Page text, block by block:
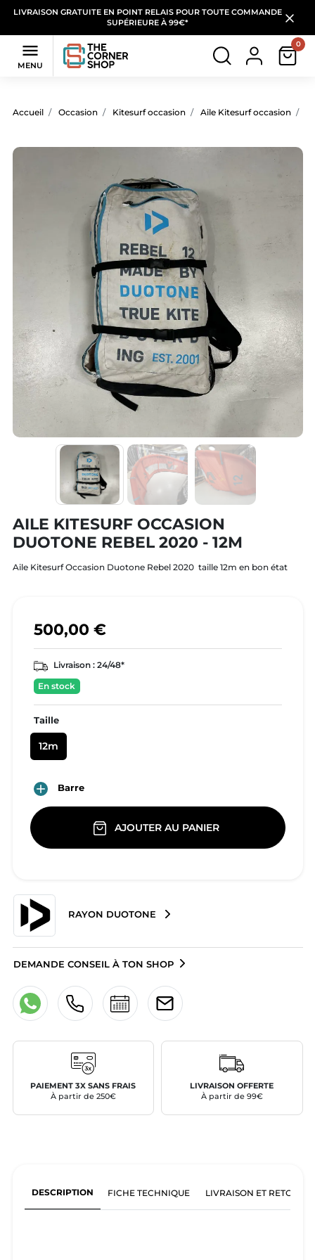
LIVRAISON GRATUITE EN POINT RELAIS POUR TOUTE COMMANDE
SUPÉRIEURE À 99€*

MENU
0
Accueil Occasion Kitesurf occasion Aile Kitesurf occasion
AILE KITESURF OCCASION
DUOTONE REBEL 2020 - 12M
Aile Kitesurf Occasion Duotone Rebel 2020 taille 12m en bon état
500,00 €
Livraison : 24/48*
En stock
Taille
12m
 Barre
AJOUTER AU PANIER
RAYON DUOTONE
DEMANDE CONSEIL À TON SHOP
PAIEMENT 3X SANS FRAIS
À partir de 250€
LIVRAISON OFFERTE
À partir de 99€
DESCRIPTION FICHE TECHNIQUE LIVRAISON ET RETOURS